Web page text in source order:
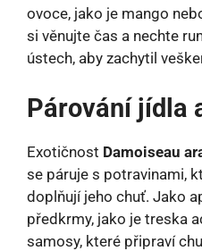
ovoce, jako je mango
si věnujte čas a nechte
ústech, aby zachytil
Párování jídla
Exotičnost Damoiseau
se páruje s potravinami,
doplňují jeho chuť. Jako
předkrmy, jako je treska
samosy, které připraví